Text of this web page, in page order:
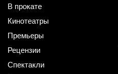
В прокате
Кинотеатры
Премьеры
Рецензии
Спектакли